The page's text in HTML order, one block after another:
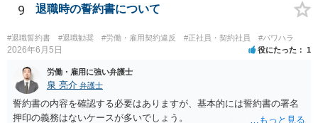
「やむをえない事由」が必要です。なければ損害賠償の対象となりえ
ます。ただ、実際は即時退職も不可能ではないです（同じく、もめる
ので避けたいところですが・・・）。 ３ 職場のパワーハラスメント
とは、同じ職場で働く者に対し、職務上の地位や人間関係などの職場
痛を与える又は職場環境を悪化させる行為をいいます。本件の言動
が、これらに該当するかどうか、証拠に基づいて、子細な分析と慎重
な対応が必要です。客観的証拠が不可欠です。 ４ 退職後の競業避止
義務については、合意についてすべての効力が発生するわけではない
9 退職時の誓約書について
#退職誓約書 #退職勧奨 #労働・雇用契約違反 #正社員・契約社員 #パワハラ
2026年6月5日 役にたった 1
労働・雇用に強い弁護士
泉 亮介 弁護士
誓約書の内容を確認する必要はありますが、基本的には誓約書の署名
押印の義務はないケースが多いでしょう。